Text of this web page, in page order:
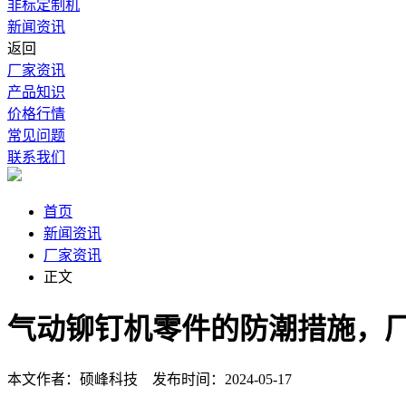
非标定制机
新闻资讯
返回
厂家资讯
产品知识
价格行情
常见问题
联系我们
首页
新闻资讯
厂家资讯
正文
气动铆钉机零件的防潮措施，
本文作者：硕峰科技 发布时间：2024-05-17